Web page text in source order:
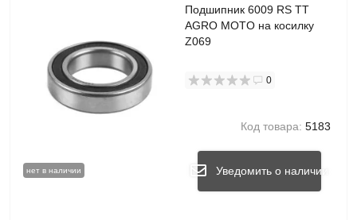
нет в наличии
Подшипник 6009 RS TT
AGRO MOTO на косилку
Z069
0
Код товара: 5183
Уведомить о наличии